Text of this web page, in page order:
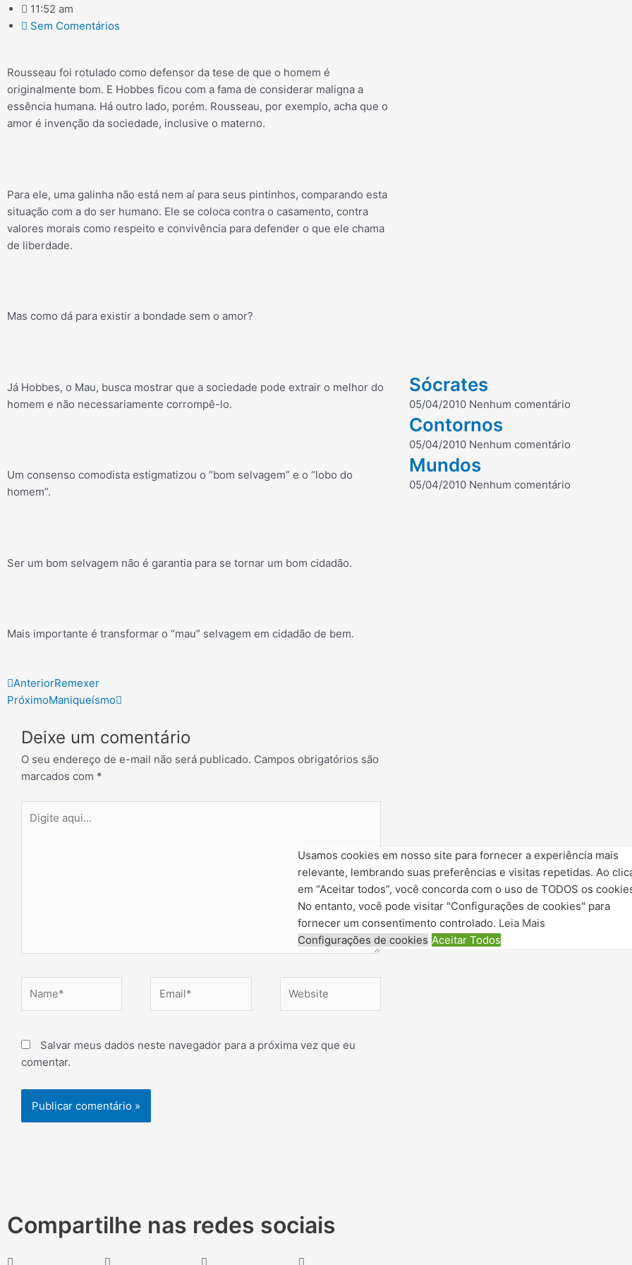
11:52 am
Sem Comentários
Rousseau foi rotulado como defensor da tese de que o homem é
originalmente bom. E Hobbes ficou com a fama de considerar maligna a
essência humana. Há outro lado, porém. Rousseau, por exemplo, acha que o
amor é invenção da sociedade, inclusive o materno.
Para ele, uma galinha não está nem aí para seus pintinhos, comparando esta
situação com a do ser humano. Ele se coloca contra o casamento, contra
valores morais como respeito e convivência para defender o que ele chama
de liberdade.
Mas como dá para existir a bondade sem o amor?
Já Hobbes, o Mau, busca mostrar que a sociedade pode extrair o melhor do
homem e não necessariamente corrompê-lo.
Um consenso comodista estigmatizou o “bom selvagem” e o “lobo do
homem”.
Ser um bom selvagem não é garantia para se tornar um bom cidadão.
Mais importante é transformar o “mau” selvagem em cidadão de bem.
Prev
AnteriorRemexer
PróximoManiqueísmo
Deixe um comentário
O seu endereço de e-mail não será publicado. Campos obrigatórios são
marcados com *
aqui...
Salvar meus dados neste navegador para a próxima vez que eu
comentar.
Compartilhe nas redes sociais
Sócrates
05/04/2010 Nenhum comentário
Contornos
05/04/2010 Nenhum comentário
Mundos
05/04/2010 Nenhum comentário
Usamos cookies em nosso site para fornecer a experiência mais
relevante, lembrando suas preferências e visitas repetidas. Ao
em “Aceitar todos”, você concorda com o uso de TODOS os
No entanto, você pode visitar "Configurações de cookies" para
fornecer um consentimento controlado. Leia Mais
Configurações de cookies Aceitar Todos